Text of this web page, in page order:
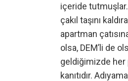
içeride tutmuşlar.
çakıl taşını
apartman
olsa, DEM’li de
geldiğimizde her
kanıtıdır.